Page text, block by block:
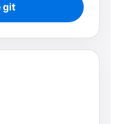
git